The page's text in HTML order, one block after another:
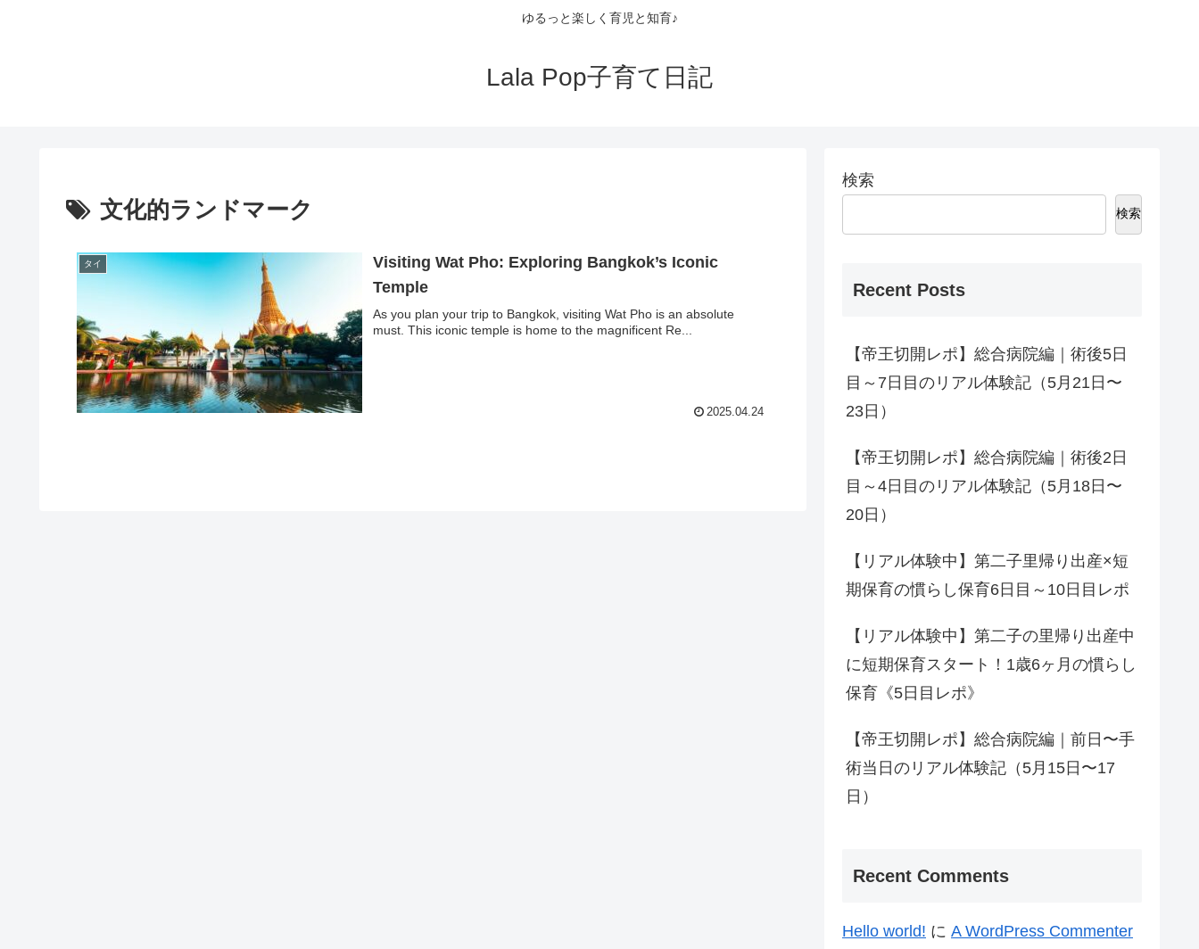
ゆるっと楽しく育児と知育♪
Lala Pop子育て日記
文化的ランドマーク
タイ
Visiting Wat Pho: Exploring Bangkok’s Iconic
Temple
As you plan your trip to Bangkok, visiting Wat Pho is an absolute
must. This iconic temple is home to the magnificent Re...
2025.04.24
検索
検索
Recent Posts
【帝王切開レポ】総合病院編｜術後5日
目～7日目のリアル体験記（5月21日〜
23日）
【帝王切開レポ】総合病院編｜術後2日
目～4日目のリアル体験記（5月18日〜
20日）
【リアル体験中】第二子里帰り出産×短
期保育の慣らし保育6日目～10日目レポ
【リアル体験中】第二子の里帰り出産中
に短期保育スタート！1歳6ヶ月の慣らし
保育《5日目レポ》
【帝王切開レポ】総合病院編｜前日〜手
術当日のリアル体験記（5月15日〜17
日）
Recent Comments
Hello world! に A WordPress Commenter